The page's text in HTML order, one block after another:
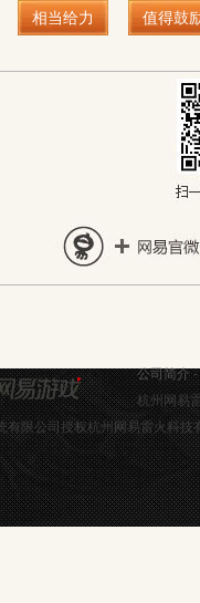
相当给力 值得鼓
公司简介-
杭州网易
有限公司授权杭州网易雷火科技